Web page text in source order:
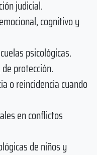
judicial.
cognitivo y
psicológicas.
protección.
o reincidencia cuando
en conflictos
de niños y